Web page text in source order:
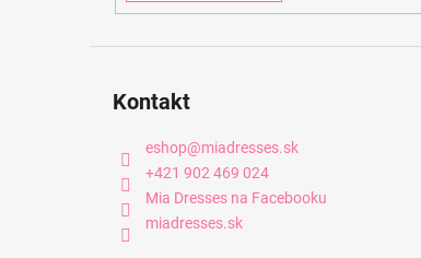
Kontakt
eshop@miadresses.sk
+421 902 469 024
Mia Dresses na Facebooku
miadresses.sk